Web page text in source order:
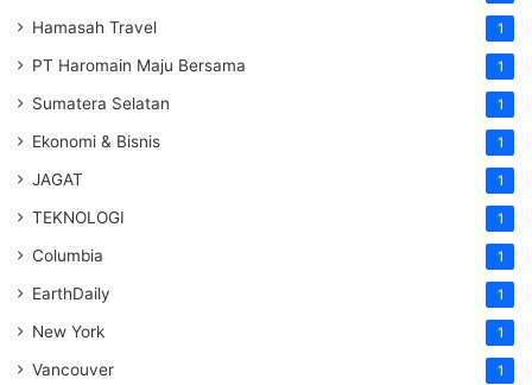
Hamasah Travel 1
PT Haromain Maju Bersama 1
Sumatera Selatan 1
Ekonomi & Bisnis 1
JAGAT 1
TEKNOLOGI 1
Columbia 1
EarthDaily 1
New York 1
Vancouver 1